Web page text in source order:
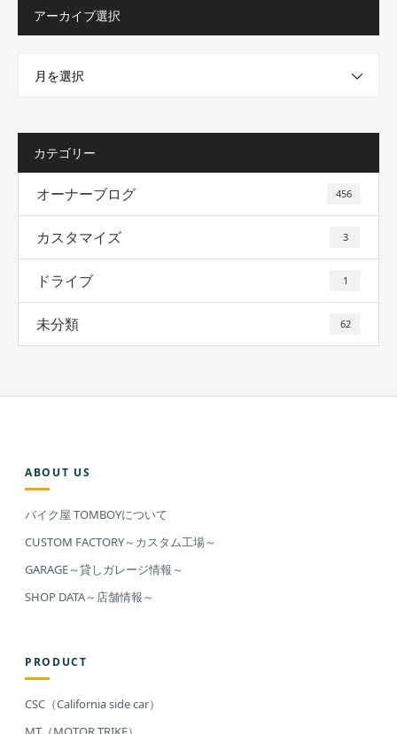
アーカイブ選択
月を選択
カテゴリー
オーナーブログ 456
カスタマイズ 3
ドライブ 1
未分類 62
ABOUT US
バイク屋 TOMBOYについて
CUSTOM FACTORY～カスタム工場～
GARAGE～貸しガレージ情報～
SHOP DATA～店舗情報～
PRODUCT
CSC（California side car）